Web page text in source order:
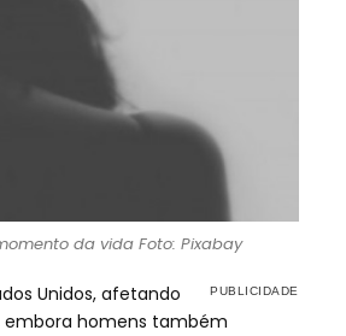
da vida Foto: Pixabay
Unidos, afetando
embora homens também